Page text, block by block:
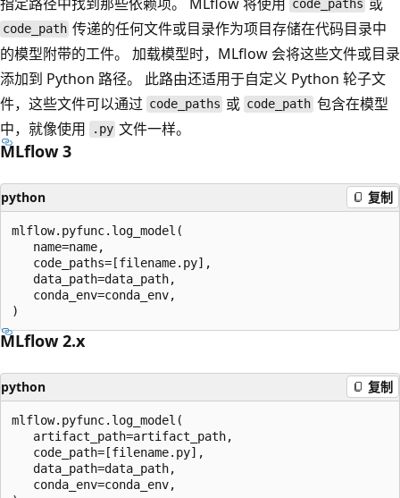
code_paths
code_path 传递的任何文件或目录作为项目存储在代码目录中
的模型附带的工件。 加载模型时，MLflow 会将这些文件或目录
添加到 Python 路径。 此路由还适用于自定义 Python 轮子文
件，这些文件可以通过 code_paths 或 code_path 包含在模型
中，就像使用
.py 文件一样。
MLflow 3
python 复制
mlflow.pyfunc.log_model(
   name=name,
   code_paths=[filename.py],
   data_path=data_path,
   conda_env=conda_env,
MLflow 2.x
python 复制
mlflow.pyfunc.log_model(
   artifact_path=artifact_path,
   code_path=[filename.py],
   data_path=data_path,
   conda_env=conda_env,